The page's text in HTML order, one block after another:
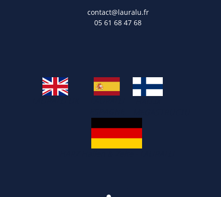
contact@lauralu.fr
05 61 68 47 68